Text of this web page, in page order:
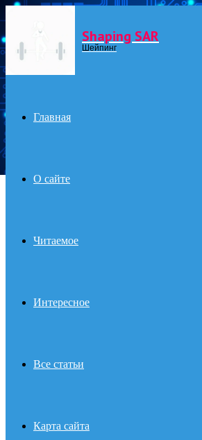
Menu Shaping SAR
Шейпинг
Главная
О сайте
Читаемое
Интересное
Все статьи
Карта сайта